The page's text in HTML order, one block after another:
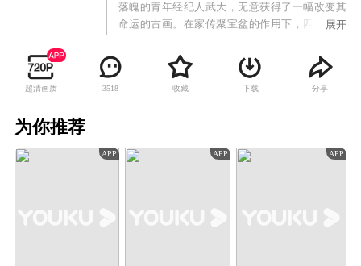
落魄的青年经纪人武大，无意获得了一幅改变其
命运的古画。在家传聚宝盆的作用下，四名古代
现身2018。她们的出现让武大对生活重新燃起希
望。于是，开始游说四女成立“舞魅娘”舞蹈团，
并参加了一场足以扬名立万的舞蹈大赛——“天下
高高在上的绝代佳人初次尝到了失败的滋味。而
展开
超清画质 3518 收藏 下载 分享
为你推荐
APP APP APP